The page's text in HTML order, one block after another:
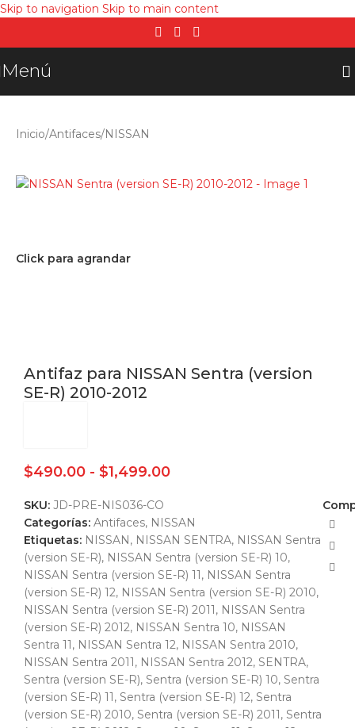
Skip to navigation Skip to main content
Menú
Inicio/Antifaces/NISSAN
Click para agrandar
Antifaz para NISSAN Sentra (version
SE-R) 2010-2012
$490.00 - $1,499.00
SKU: JD-PRE-NIS036-CO
Categorías: Antifaces, NISSAN
Etiquetas: NISSAN, NISSAN SENTRA, NISSAN Sentra
(version SE-R), NISSAN Sentra (version SE-R) 10,
NISSAN Sentra (version SE-R) 11, NISSAN Sentra
(version SE-R) 12, NISSAN Sentra (version SE-R) 2010,
NISSAN Sentra (version SE-R) 2011, NISSAN Sentra
(version SE-R) 2012, NISSAN Sentra 10, NISSAN
Sentra 11, NISSAN Sentra 12, NISSAN Sentra 2010,
NISSAN Sentra 2011, NISSAN Sentra 2012, SENTRA,
Sentra (version SE-R), Sentra (version SE-R) 10, Sentra
(version SE-R) 11, Sentra (version SE-R) 12, Sentra
(version SE-R) 2010, Sentra (version SE-R) 2011, Sentra